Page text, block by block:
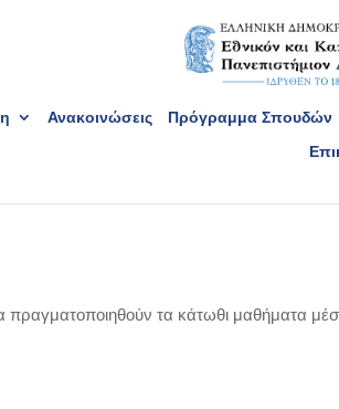
Ανακοινώσεις Πρόγραμμα Σπουδών
πραγματοποιηθούν τα κάτωθι μαθήματα